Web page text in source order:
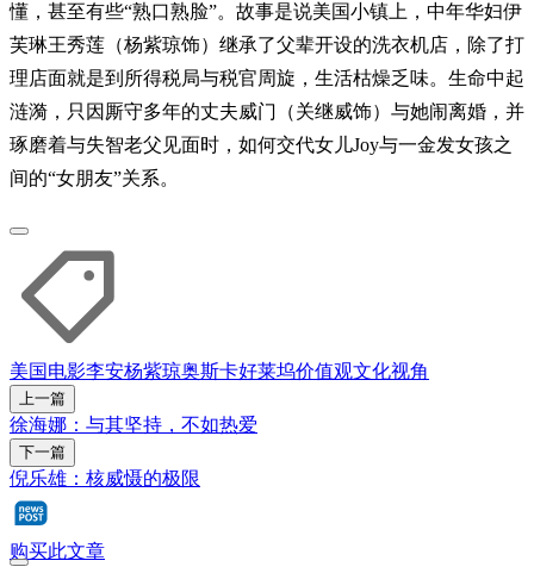
懂，甚至有些“熟口熟脸”。故事是说美国小镇上，中年华妇伊
芙琳王秀莲（杨紫琼饰）继承了父辈开设的洗衣机店，除了打
理店面就是到所得税局与税官周旋，生活枯燥乏味。生命中起
涟漪，只因厮守多年的丈夫威门（关继威饰）与她闹离婚，并
琢磨着与失智老父见面时，如何交代女儿Joy与一金发女孩之
间的“女朋友”关系。
美国电影李安杨紫琼奥斯卡好莱坞价值观文化视角
上一篇
徐海娜：与其坚持，不如热爱
下一篇
倪乐雄：核威慑的极限
购买此文章